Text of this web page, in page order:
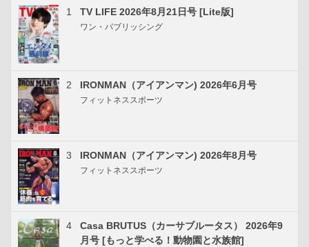
1 TV LIFE 2026年8月21日号 [Lite版]
ワン・パブリッシング
2 IRONMAN（アイアンマン) 2026年6月号
フィットネススポーツ
3 IRONMAN（アイアンマン) 2026年8月号
フィットネススポーツ
4
Casa BRUTUS（カーサブルータス） 2026年9
月号 [もっと学べる！動物園と水族館]